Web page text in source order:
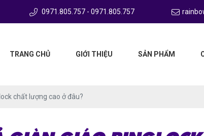
0971.805.757 - 0971.805.757
TRANG CHỦ GIỚI THIỆU SẢN PHẨM
chất lượng cao ở đâu?